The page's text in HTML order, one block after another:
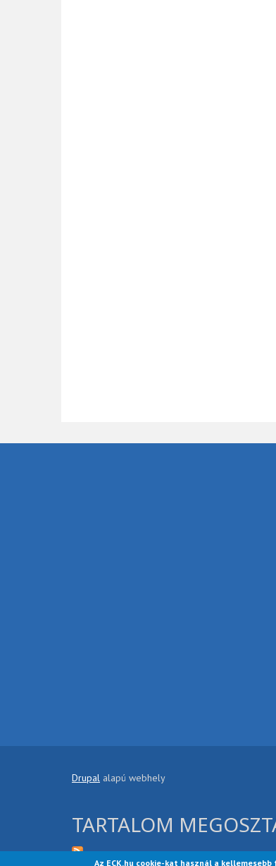
Az ECK.hu cookie-kat használ a
Drupal alapú webhely
TARTALOM